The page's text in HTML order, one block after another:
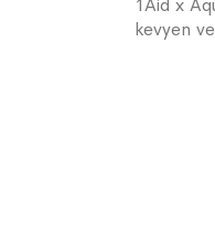
1Aid x
kevyen